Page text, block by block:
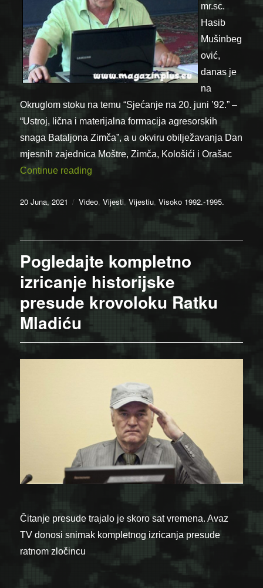
mr.sc.
Hasib
Mušinbeg
ović,
danas je
na
Okruglom stoku na temu “Sjećanje na 20. juni ’92.” –
“Ustroj, lična i materijalna formacija agresorskih
snaga Bataljona Zimča”, a u okviru obilježavanja Dan
mjesnih zajednica Moštre, Zimča, Kološići i Orašac
Continue reading “2012. / Video: Razoružavanje
Posted
20 Juna, 2021 Categories
Video,Vijesti,Vijestiu,Visoko 1992.-1995.
Pogledajte kompletno
izricanje historijske
presude krovoloku Ratku
Mladiću
Čitanje presude trajalo je skoro sat vremena. Avaz
TV donosi snimak kompletnog izricanja presude
ratnom zločincu